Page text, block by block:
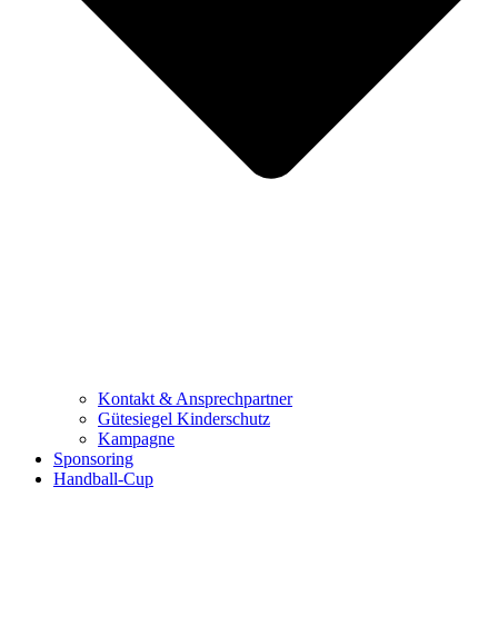
Kontakt & Ansprechpartner
Gütesiegel Kinderschutz
Kampagne
Sponsoring
Handball-Cup